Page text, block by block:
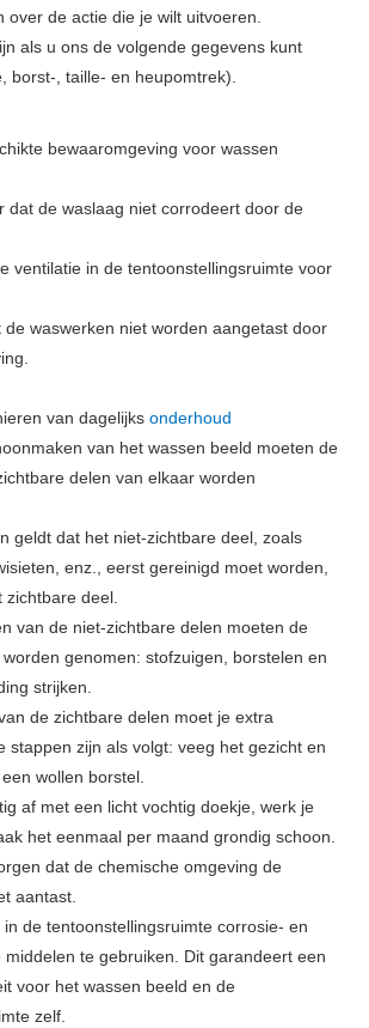
over de actie die je wilt uitvoeren.
als u ons de volgende gegevens kunt
borst-, taille- en heupomtrek).
bewaaromgeving voor wassen
dat de waslaag niet corrodeert door de
ventilatie in de tentoonstellingsruimte voor
waswerken niet worden aangetast door
van dagelijks onderhoud
van het wassen beeld moeten de
delen van elkaar worden
geldt dat het niet-zichtbare deel, zoals
enz., eerst gereinigd moet worden,
deel.
van de niet-zichtbare delen moeten de
genomen: stofzuigen, borstelen en
strijken.
de zichtbare delen moet je extra
stappen zijn als volgt: veeg het gezicht en
wollen borstel.
af met een licht vochtig doekje, werk je
het eenmaal per maand grondig schoon.
dat de chemische omgeving de
aantast.
de tentoonstellingsruimte corrosie- en
te gebruiken. Dit garandeert een
voor het wassen beeld en de
zelf.